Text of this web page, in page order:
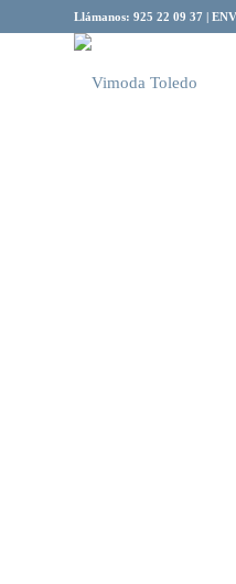
Llámanos: 925 22 09 37 |